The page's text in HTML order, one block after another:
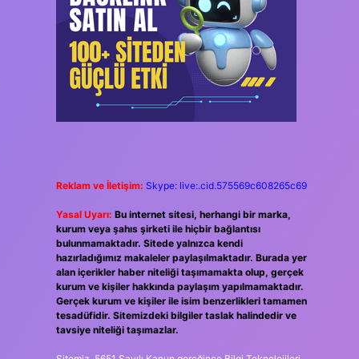
Reklam ve İletişim: Skype: live:.cid.575569c608265c69
Yasal Uyarı: Bu internet sitesi, herhangi bir marka,
kurum veya şahıs şirketi ile hiçbir bağlantısı
bulunmamaktadır. Sitede yalnızca kendi
hazırladığımız makaleler paylaşılmaktadır. Burada yer
alan içerikler haber niteliği taşımamakta olup, gerçek
kurum ve kişiler hakkında paylaşım yapılmamaktadır.
Gerçek kurum ve kişiler ile isim benzerlikleri tamamen
tesadüfidir. Sitemizdeki bilgiler taslak halindedir ve
tavsiye niteliği taşımazlar.